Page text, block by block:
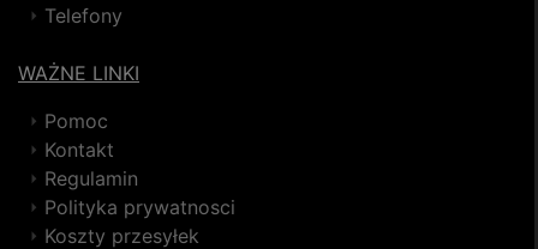
Telefony
WAŻNE LINKI
Pomoc
Kontakt
Regulamin
Polityka prywatnosci
Koszty przesyłek